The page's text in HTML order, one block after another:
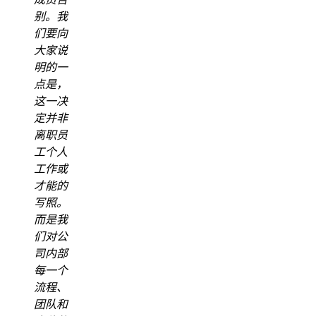
别。我
们要向
大家说
明的一
点是，
这一决
定并非
离职员
工个人
工作或
才能的
写照。
而是我
们对公
司内部
每一个
流程、
团队和